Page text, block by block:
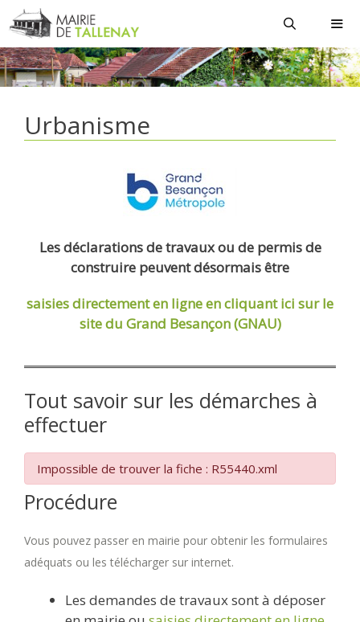
Aller
au
contenu
Urbanisme
Les déclarations de travaux ou de permis de
construire peuvent désormais être
saisies directement en ligneen cliquant ici sur le
site du Grand Besançon (GNAU)
Tout savoir sur les démarches à
effectuer
Impossible de trouver la fiche : R55440.xml
Procédure
Vous pouvez passer en mairie pour obtenir les formulaires
adéquats ou les télécharger sur internet.
Les demandes de travaux sont à déposer